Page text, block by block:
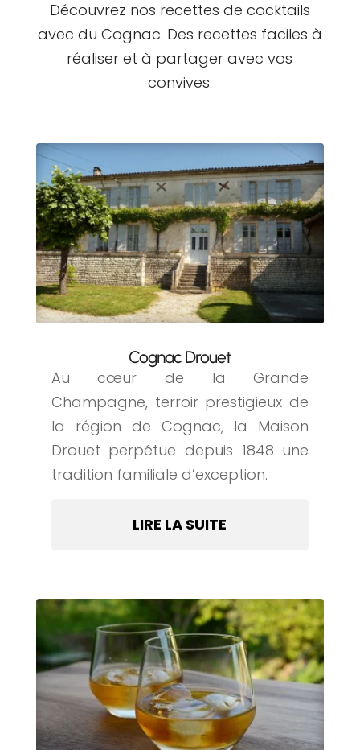
Découvrez nos recettes de cocktails
avec du Cognac. Des recettes faciles à
réaliser et à partager avec vos
convives.
Cognac Drouet
Au cœur de la Grande
Champagne, terroir prestigieux de
la région de Cognac, la Maison
Drouet perpétue depuis 1848 une
tradition familiale d’exception.
LIRE LA SUITE